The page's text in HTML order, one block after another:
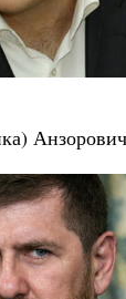
Анзорович